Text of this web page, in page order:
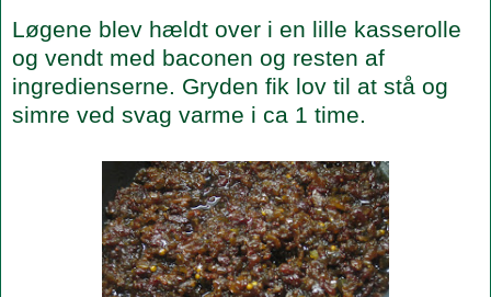
Løgene blev hældt over i en lille kasserolle
og vendt med baconen og resten af
ingredienserne. Gryden fik lov til at stå og
simre ved svag varme i ca 1 time.